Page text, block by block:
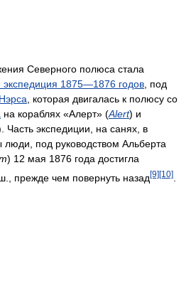
Северного полюса стала
экспедиция 1875—1876 годов , под
, которая двигалась к полюсу со
на кораблях «Алерт» (Alert) и
Часть экспедиции, на санях, в
под руководством Альберта
) 12 мая 1876 года достигла
прежде чем повернуть назад [9] [10]